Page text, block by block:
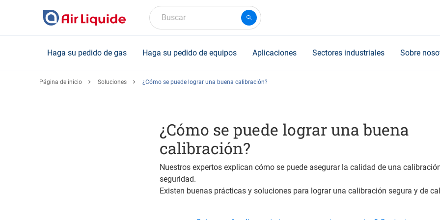
Buscar
Haga su pedido de gas Haga su pedido de equipos Aplicaciones Sectores industriales Sobre
Página de inicio Soluciones ¿Cómo se puede lograr una buena calibración?
¿Cómo se puede lograr una buena
calibración?
Nuestros expertos explican cómo se puede asegurar la calidad de una
seguridad.
Existen buenas prácticas y soluciones para lograr una calibración segura y de